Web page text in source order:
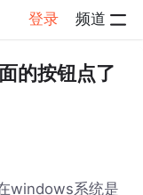
登录 频道
的按钮点了
windows系统是